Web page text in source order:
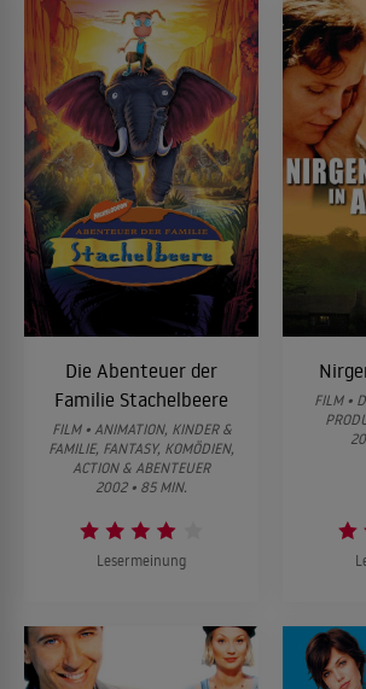
Die Abenteuer der
Familie Stachelbeere
FILM • ANIMATION, KINDER &
FAMILIE, FANTASY, KOMÖDIEN,
ACTION & ABENTEUER
2002 • 85 MIN.
Lesermeinung
FILM •